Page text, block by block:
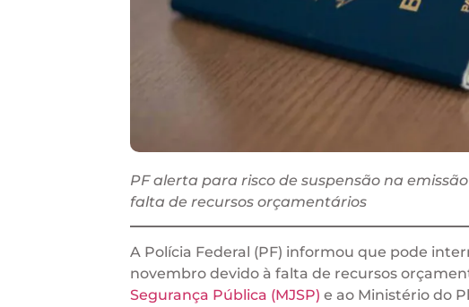
PF alerta para risco de suspensão na
falta de recursos orçamentários
A Polícia Federal (PF) informou que pode
novembro devido à falta de recursos
Segurança Pública (MJSP) e ao Ministério do